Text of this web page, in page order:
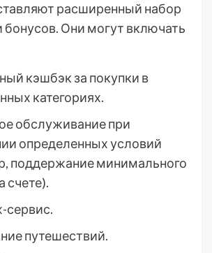
расширенный набор
бонусов. Они могут включать
кэшбэк за покупки в
категориях.
обслуживание при
определенных условий
поддержание минимального
счете).
сервис.
путешествий.